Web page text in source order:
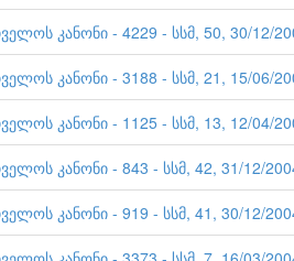
კანონი - 4229 - სსმ, 50, 30/12/
კანონი - 3188 - სსმ, 21, 15/06/
კანონი - 1125 - სსმ, 13, 12/04/
კანონი - 843 - სსმ, 42, 31/12/
კანონი - 919 - სსმ, 41, 30/12/